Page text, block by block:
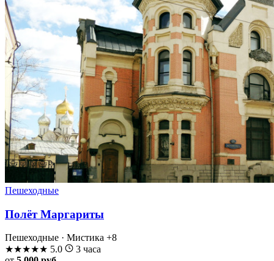
Пешеходные
Полёт Маргариты
Пешеходные · Мистика +8
★★★★★ 5.0
3 часа